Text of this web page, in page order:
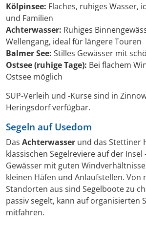
Kölpinsee: Flaches, ruhiges Wasser,
und Familien
Achterwasser: Ruhiges
Wellengang, ideal für längere Touren
Balmer See: Stilles Gewässer mit
Ostsee (ruhige Tage): Bei flachem
Ostsee möglich
SUP-Verleih und -Kurse sind in
Heringsdorf verfügbar.
Segeln auf Usedom
Das Achterwasser und das Stettiner
klassischen Segelreviere auf der Insel
Gewässer mit guten
kleinen Häfen und Anlaufstellen. Von
Standorten aus sind Segelboote zu
passiv segelt, kann auf organisierten
mitfahren.